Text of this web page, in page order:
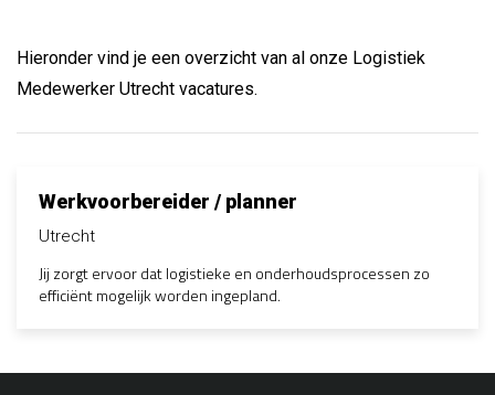
Hieronder vind je een overzicht van al onze Logistiek
Medewerker Utrecht vacatures.
Werkvoorbereider / planner
Utrecht
Jij zorgt ervoor dat logistieke en onderhoudsprocessen zo
efficiënt mogelijk worden ingepland.